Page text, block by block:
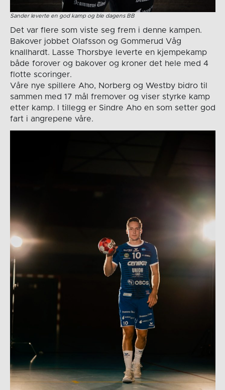
Sander leverte en god kamp og ble dagens BB
Det var flere som viste seg frem i denne kampen.
Bakover jobbet Olafsson og Gommerud Våg
knallhardt. Lasse Thorsbye leverte en kjempekamp
både forover og bakover og kroner det hele med 4
flotte scoringer.
Våre nye spillere Aho, Norberg og Westby bidro til
sammen med 17 mål fremover og viser styrke kamp
etter kamp. I tillegg er Sindre Aho en som setter god
fart i angrepene våre.